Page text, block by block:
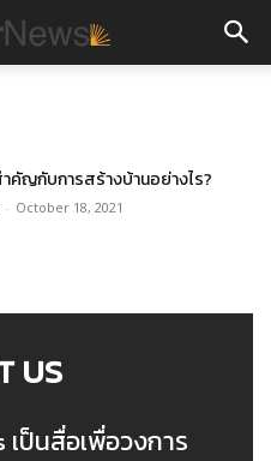
ำคัญกับการสร้างบ้านอย่างไร?
- October 18, 2021
US
เป็นสื่อเพื่อวงการ